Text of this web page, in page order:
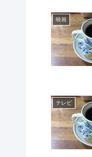
映画
テレビ